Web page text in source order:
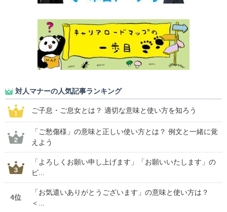
対人マナーの人気記事ランキング
ご子息・ご息女とは？ 適切な意味と使い方を知ろう
「ご愁傷様」の意味と正しい使い方とは？ 例文と一緒に覚
えよう
「よろしくお願い申し上げます」「お願いいたします」の
ビ...
4位
「お気遣いありがとうございます」の意味と使い方は？
＜...